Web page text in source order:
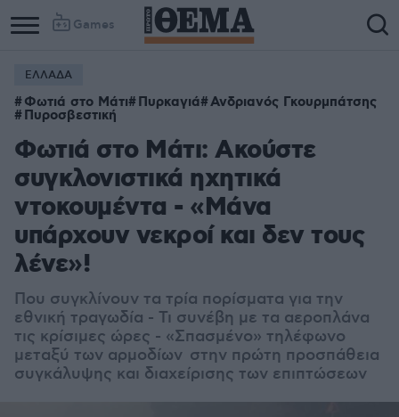
Games
ΕΛΛΑΔΑ
Φωτιά στο Μάτι Πυρκαγιά Ανδριανός Γκουρμπάτσης
Πυροσβεστική
Φωτιά στο Μάτι: Ακούστε
συγκλονιστικά ηχητικά
ντοκουμέντα - «Μάνα
υπάρχουν νεκροί και δεν τους
λένε»!
Που συγκλίνουν τα τρία πορίσματα για την
εθνική τραγωδία - Τι συνέβη με τα αεροπλάνα
τις κρίσιμες ώρες - «Σπασμένο» τηλέφωνο
μεταξύ των αρμοδίων στην πρώτη προσπάθεια
συγκάλυψης και διαχείρισης των επιπτώσεων